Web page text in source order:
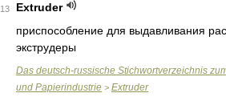
13
Extruder
приспособление для выдавливания
экструдеры
Das deutsch-russische Stichwortverzeichnis
und Papierindustrie > Extruder